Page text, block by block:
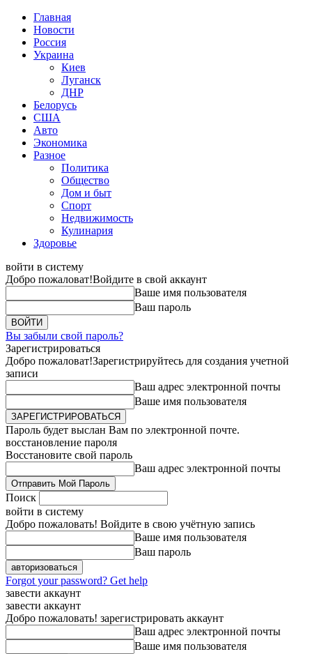
Главная
Новости
Россия
Украина
Киев
Луганск
ДНР
Белорусь
США
Авто
Экономика
Разное
Политика
Общество
Дом и быт
Спорт
Недвижимость
Кулинария
Здоровье
войти в систему
Добро пожаловат!Войдите в свой аккаунт
Ваше имя пользователя
Ваш пароль
Вы забыли свой пароль?
Зарегистрироваться
Добро пожаловат!Зарегистрируйтесь для создания учетной
записи
Ваш адрес электронной почты
Ваше имя пользователя
Пароль будет выслан Вам по электронной почте.
восстановление пароля
Восстановите свой пароль
Ваш адрес электронной почты
Поиск
войти в систему
Добро пожаловать! Войдите в свою учётную запись
Ваше имя пользователя
Ваш пароль
Forgot your password? Get help
завести аккаунт
завести аккаунт
Добро пожаловать! зарегистрировать аккаунт
Ваш адрес электронной почты
Ваше имя пользователя